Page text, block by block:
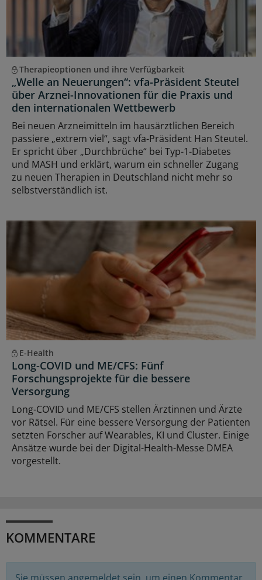
Therapieoptionen und ihre Verfügbarkeit
„Welle an Neuerungen“: vfa-Präsident Steutel
über Arznei-Innovationen für die Praxis und
den internationalen Wettbewerb
Bei neuen Arzneimitteln im hausärztlichen Bereich
passiere „extrem viel“, sagt vfa-Präsident Han Steutel.
Er spricht über „Durchbrüche“ bei Typ-1-Diabetes
und MASH und erklärt, warum ein schneller Zugang
zu neuen Therapien in Deutschland nicht mehr so
selbstverständlich ist.
E-Health
Long-COVID und ME/CFS: Fünf
Forschungsprojekte für die bessere
Versorgung
Long-COVID und ME/CFS stellen Ärztinnen und Ärzte
vor Rätsel. Für eine bessere Versorgung der Patienten
setzten Forscher auf Wearables, KI und Cluster. Einige
Ansätze wurde bei der Digital-Health-Messe DMEA
vorgestellt.
KOMMENTARE
Sie müssen angemeldet sein, um einen Kommentar